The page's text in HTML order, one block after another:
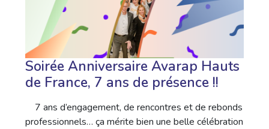
Soirée Anniversaire Avarap Hauts
de France, 7 ans de présence !!
7 ans d’engagement, de rencontres et de rebonds
professionnels… ça mérite bien une belle célébration